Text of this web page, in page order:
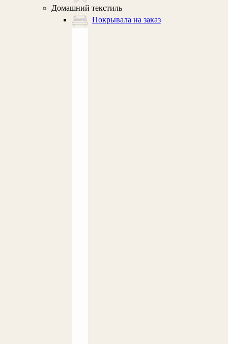
Домашний текстиль
Покрывала на заказ